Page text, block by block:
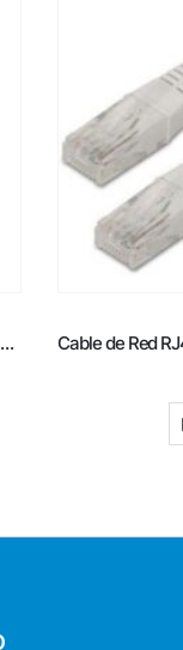
Cable de Red RJ45 UTP Aisens A135-0228 Cat.6/ 50cm/ Gris